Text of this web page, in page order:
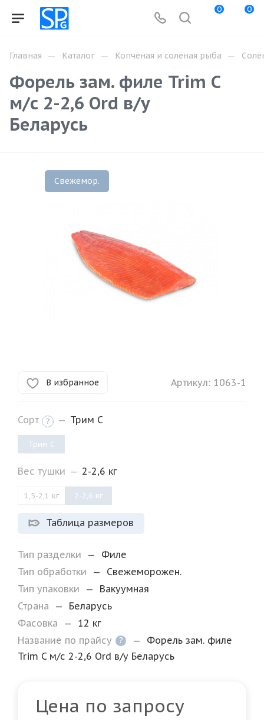
0 0
Главная — Каталог — Копчёная и солёная рыба —
Форель зам. филе Trim C
м/с 2-2,6 Ord в/у
Беларусь
Свежемор.
В избранное Артикул: 1063-1
Сорт ? — Трим C
Трим C
Вес тушки — 2-2,6 кг
1,5-2,1 кг 2-2,6 кг
Таблица размеров
Тип разделки —
Филе
Тип обработки
—
Свежеморожен.
Тип упаковки
—
Вакуумная
Страна
—
Беларусь
Фасовка
—
12 кг
Название по прайсу
? —
Форель зам. филе
Trim C м/с 2-2,6 Ord в/у Беларусь
Цена по запросу